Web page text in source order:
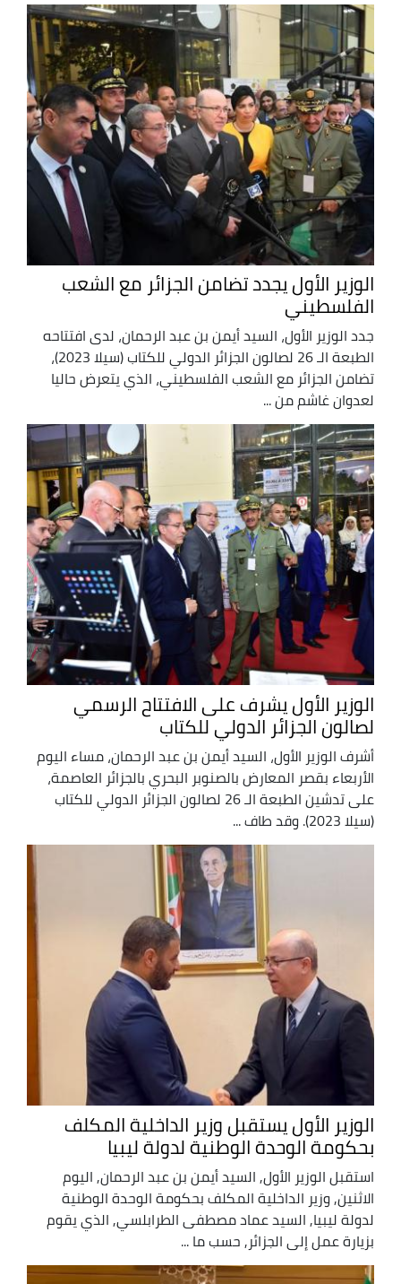
الوزير الأول يجدد تضامن الجزائر مع الشعب
الفلسطيني
جدد الوزير الأول، السيد أيمن بن عبد الرحمان، لدى افتتاحه
الطبعة الـ 26 لصالون الجزائر الدولي للكتاب (سيلا 2023)،
تضامن الجزائر مع الشعب الفلسطيني، الذي يتعرض حاليا
لعدوان غاشم من ...
الوزير الأول يشرف على الافتتاح الرسمي
لصالون الجزائر الدولي للكتاب
أشرف الوزير الأول، السيد أيمن بن عبد الرحمان، مساء اليوم
الأربعاء بقصر المعارض بالصنوبر البحري بالجزائر العاصمة،
على تدشين الطبعة الـ 26 لصالون الجزائر الدولي للكتاب
(سيلا 2023). وقد طاف ...
الوزير الأول يستقبل وزير الداخلية المكلف
بحكومة الوحدة الوطنية لدولة ليبيا
استقبل الوزير الأول, السيد أيمن بن عبد الرحمان, اليوم
الاثنين, وزير الداخلية المكلف بحكومة الوحدة الوطنية
لدولة ليبيا, السيد عماد مصطفى الطرابلسي, الذي يقوم
بزيارة عمل إلى الجزائر, حسب ما ...